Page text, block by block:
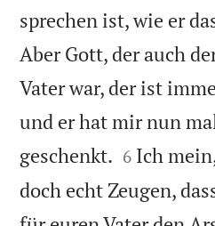
sprechen ist, wie er
Aber Gott, der auch
Vater war, der ist
und er hat mir nun
geschenkt. 

6 Ich
doch echt Zeugen,